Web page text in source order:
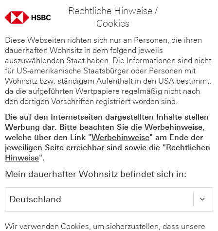
Rechtliche Hinweise /
Cookies
Diese Webseiten richten sich nur an Personen, die ihren
dauerhaften Wohnsitz in dem folgend jeweils
auszuwählenden Staat haben. Die Informationen sind nicht
für US-amerikanische Staatsbürger oder Personen mit
Wohnsitz bzw. ständigem Aufenthalt in den USA bestimmt,
da die aufgeführten Wertpapiere regelmäßig nicht nach
den dortigen Vorschriften registriert worden sind.
Die auf den Internetseiten dargestellten Inhalte stellen
Werbung dar. Bitte beachten Sie die Werbehinweise,
welche über den Link "Werbehinweise" am Ende der
jeweiligen Seite erreichbar sind sowie die "Rechtlichen
Hinweise".
Mein dauerhafter Wohnsitz befindet sich in:
Wir verwenden Cookies, um sicherzustellen, dass unsere